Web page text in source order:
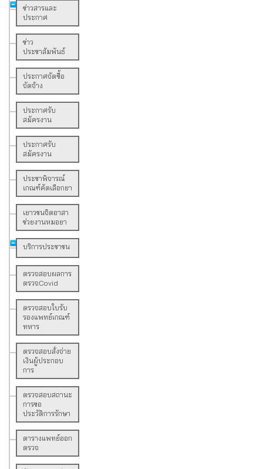
ข่าวสารและ
ประกาศ
ข่าว
ประชาสัมพันธ์
ประกาศจัดซื้อ
จัดจ้าง
ประกาศรับ
สมัครงาน
ประกาศรับ
สมัครงาน
ประชาพิจารณ์
เกณฑ์คัดเลือกยา
เยาวชนจิตอาสา
ช่วยงานหมอยา
บริการประชาชน
ตรวจสอบผลการ
ตรวจCovid
ตรวจสอบใบรับ
รองแพทย์เกณฑ์
ทหาร
ตรวจสอบสั่งจ่าย
เงินผู้ประกอบ
การ
ตรวจสอบสถานะ
การขอ
ประวัติการรักษา
ตารางแพทย์ออก
ตรวจ